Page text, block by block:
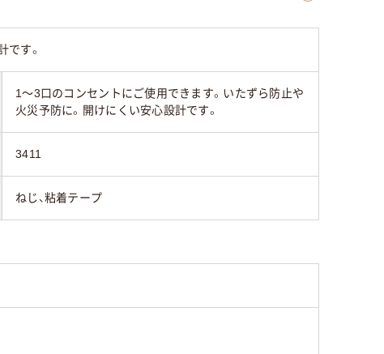
す。
1～3口のコンセントにご使用できます。いたずら防止や
火災予防に。開けにくい安心設計です。
3411
ねじ、粘着テープ